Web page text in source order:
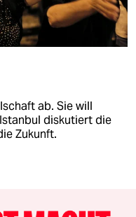
ab. Sie will
diskutiert die
Zukunft.